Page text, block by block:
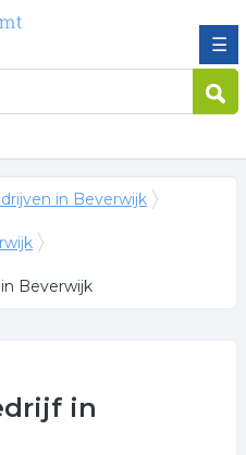
☰
in Beverwijk
Beverwijk
in